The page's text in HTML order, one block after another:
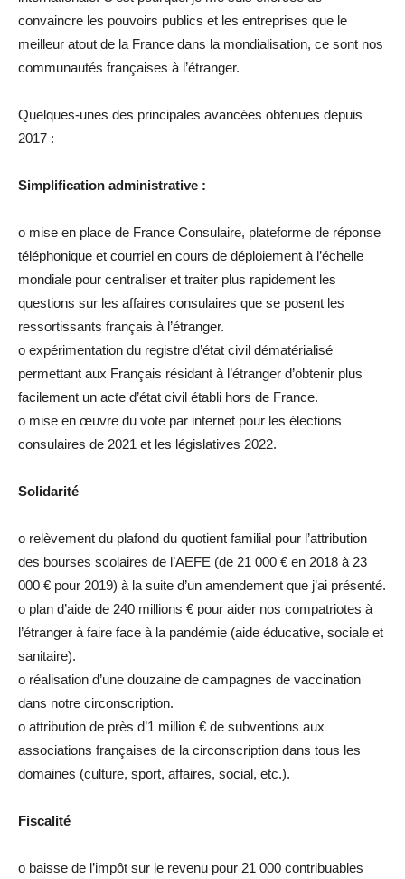
convaincre les pouvoirs publics et les entreprises que le
meilleur atout de la France dans la mondialisation, ce sont nos
communautés françaises à l’étranger.
Quelques-unes des principales avancées obtenues depuis
2017 :
Simplification administrative :
o mise en place de France Consulaire, plateforme de réponse
téléphonique et courriel en cours de déploiement à l’échelle
mondiale pour centraliser et traiter plus rapidement les
questions sur les affaires consulaires que se posent les
ressortissants français à l’étranger.
o expérimentation du registre d’état civil dématérialisé
permettant aux Français résidant à l’étranger d’obtenir plus
facilement un acte d’état civil établi hors de France.
o mise en œuvre du vote par internet pour les élections
consulaires de 2021 et les législatives 2022.
Solidarité
o relèvement du plafond du quotient familial pour l’attribution
des bourses scolaires de l’AEFE (de 21 000 € en 2018 à 23
000 € pour 2019) à la suite d’un amendement que j’ai présenté.
o plan d’aide de 240 millions € pour aider nos compatriotes à
l’étranger à faire face à la pandémie (aide éducative, sociale et
sanitaire).
o réalisation d’une douzaine de campagnes de vaccination
dans notre circonscription.
o attribution de près d’1 million € de subventions aux
associations françaises de la circonscription dans tous les
domaines (culture, sport, affaires, social, etc.).
Fiscalité
o baisse de l’impôt sur le revenu pour 21 000 contribuables